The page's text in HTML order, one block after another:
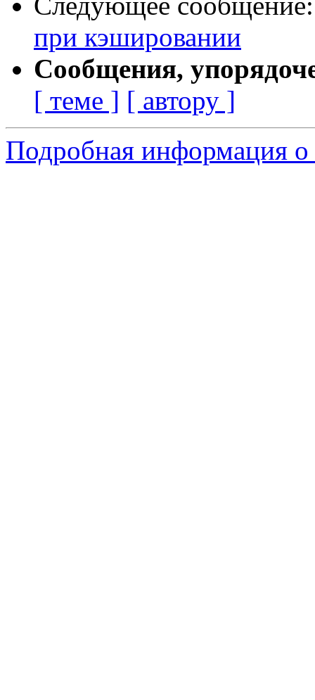
при кэшировании
Сообщения,
[ теме ] [ автору ]
Подробная информация